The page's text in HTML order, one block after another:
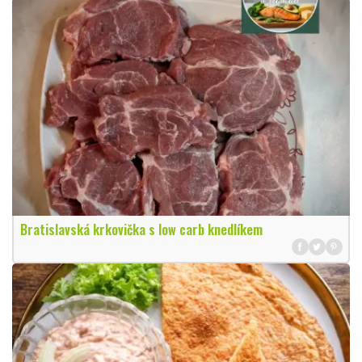
Bratislavská krkovička s low carb knedlíkem